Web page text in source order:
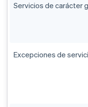
Servicios de carácter
Excepciones de